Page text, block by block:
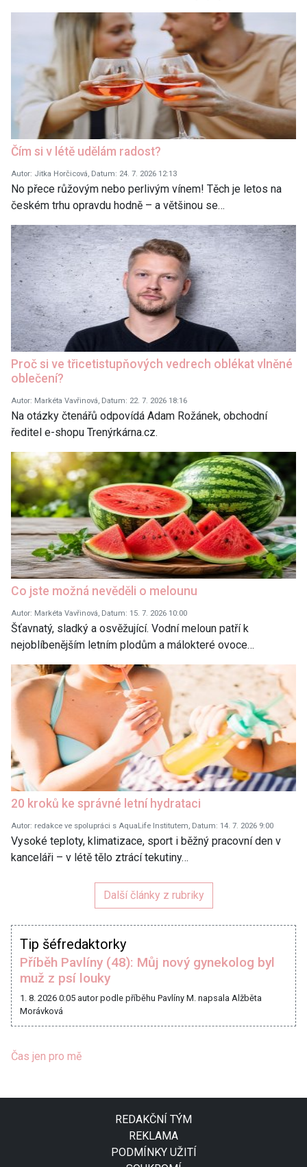
Čím si v létě udělám radost?
Autor: Jitka Horčicová, Datum: 24. 7. 2026 12:13
No přece růžovým nebo perlivým vínem! Těch je letos na
českém trhu opravdu hodně – a většinou se…
Proč si ve třicetistupňových vedrech oblékat vlněné
oblečení?
Autor: Markéta Vavřinová, Datum: 22. 7. 2026 18:16
Na otázky čtenářů odpovídá Adam Rožánek, obchodní
ředitel e-shopu Trenýrkárna.cz.
Co jste možná nevěděli o melounu
Autor: Markéta Vavřinová, Datum: 15. 7. 2026 10:00
Šťavnatý, sladký a osvěžující. Vodní meloun patří k
nejoblíbenějším letním plodům a málokteré ovoce…
20 kroků ke správné letní hydrataci
Autor: redakce ve spolupráci s AquaLife Institutem, Datum: 14. 7. 2026 9:00
Vysoké teploty, klimatizace, sport i běžný pracovní den v
kanceláři – v létě tělo ztrácí tekutiny…
Další články z rubriky
Tip šéfredaktorky
Příběh Pavlíny (48): Můj nový gynekolog byl
muž z psí louky
1. 8. 2026 0:05 autor podle příběhu Pavlíny M. napsala Alžběta
Morávková
Čas jen pro mě
REDAKČNÍ TÝM
REKLAMA
PODMÍNKY UŽITÍ